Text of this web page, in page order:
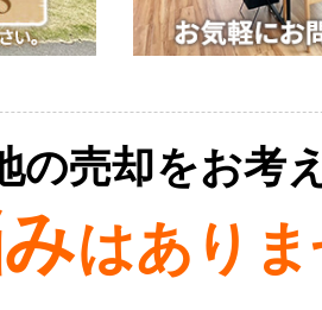
の売却をお考
はあり